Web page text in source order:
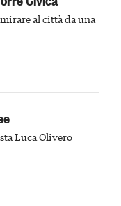
al città da una
Luca Olivero